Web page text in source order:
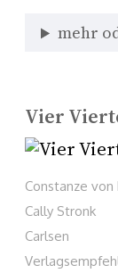
mehr
Vier
Constanze von
Cally Stronk
Carlsen